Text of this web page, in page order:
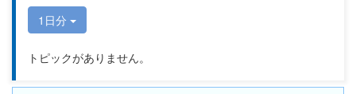
1日分
トピックがありません。